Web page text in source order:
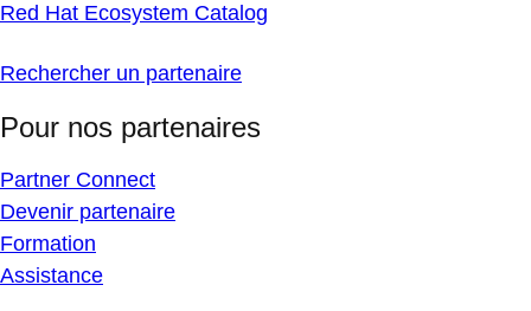
Red Hat Ecosystem Catalog
Rechercher un partenaire
Pour nos partenaires
Partner Connect
Devenir partenaire
Formation
Assistance